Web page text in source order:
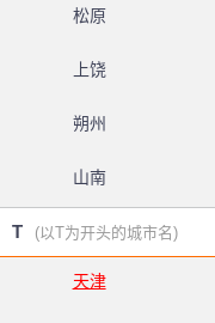
松原
上饶
朔州
山南
T (以T为开头的城市名)
天津